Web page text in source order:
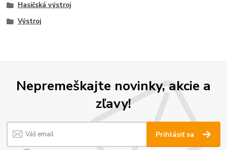
Hasičská výstroj
Výstroj
Nepremeškajte novinky, akcie a
zľavy!
Prihlásiť sa